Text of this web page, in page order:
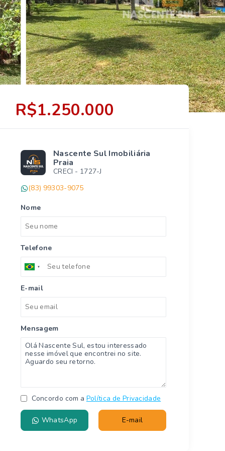
R$1.250.000
Nascente Sul Imobiliária
Praia
CRECI - 1727-J
(83) 99303-9075
Nome
Telefone
E-mail
Mensagem
Concordo com a Política de Privacidade
WhatsApp E-mail